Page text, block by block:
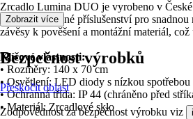
Zrcadlo Lumina DUO je vyrobeno v
veškeré potřebné příslušenství pro
závěsy k pověšení a montážní materiál, což
Klíčové vlastnosti:
• Rozměry: 140 x 70 cm
• Osvětlení: LED diody s nízkou spotřebou
• Ochranná třída: IP 44 (chráněno před
• Materiál: Zrcadlové sklo
Zobrazit více
Bezpečnost výrobků
Přeskočit oblast
Zodpovědnost za bezpečnost výrobku viz